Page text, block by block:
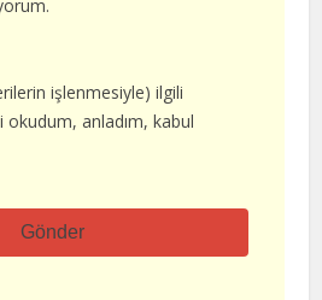
işlenmesiyle) ilgili
okudum, anladım, kabul
Gönder